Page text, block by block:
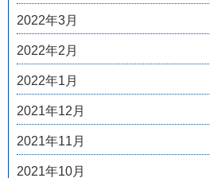
2022年3月
2022年2月
2022年1月
2021年12月
2021年11月
2021年10月